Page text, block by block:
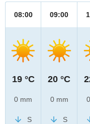
08:00
19 °C
0 mm
S
09:00
20 °C
0 mm
S